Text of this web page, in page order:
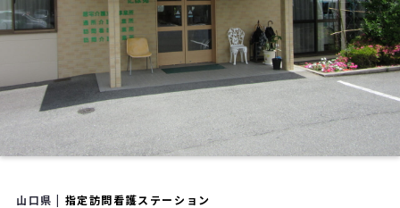
山口県 | 指定訪問看護ステーション